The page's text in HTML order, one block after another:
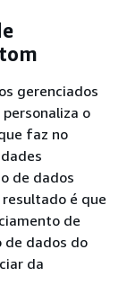
gerenciados
personaliza o
faz no
de dados
é que
de
de dados do
da